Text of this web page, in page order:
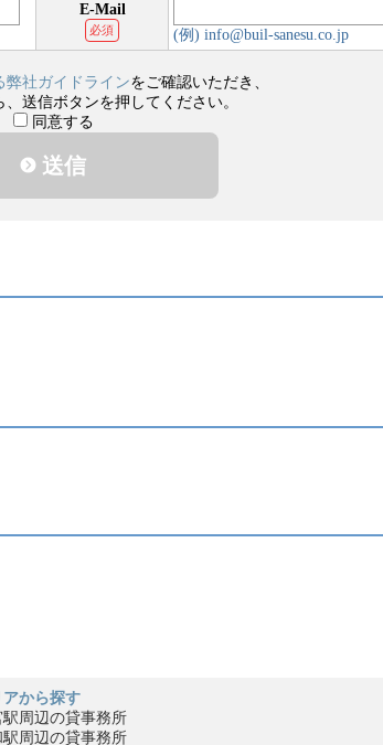
E-Mail
必須 (例) info@buil-sanesu.co.jp
弊社ガイドラインをご確認いただき、
送信ボタンを押してください。
同意する
送信
アから探す
駅周辺の貸事務所
駅周辺の貸事務所